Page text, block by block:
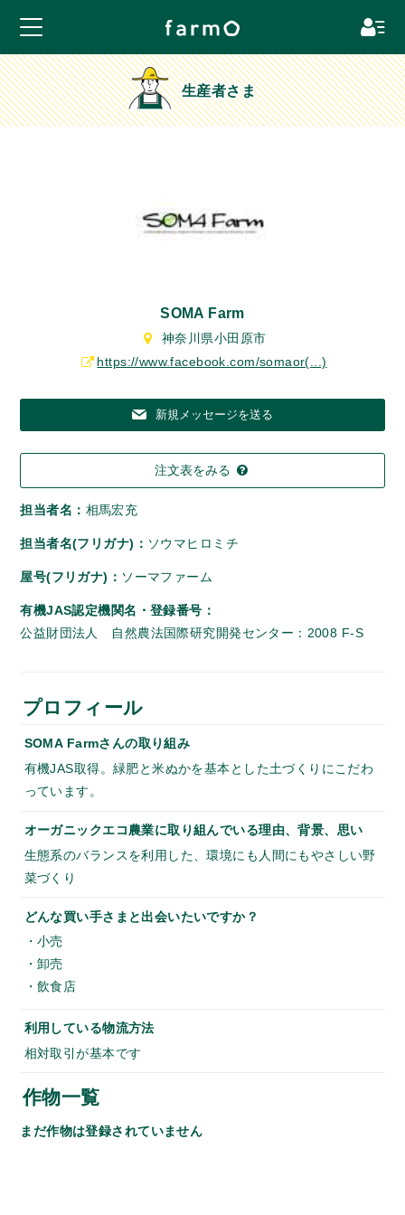
生産者さま
SOMA Farm
神奈川県小田原市
https://www.facebook.com/somaor(...)
新規メッセージを送る
注文表をみる
担当者名： 相馬宏充
担当者名(フリガナ)： ソウマヒロミチ
屋号(フリガナ)： ソーマファーム
有機JAS認定機関名・登録番号：
公益財団法人 自然農法国際研究開発センター：2008 F-S
プロフィール
SOMA Farmさんの取り組み
有機JAS取得。緑肥と米ぬかを基本とした土づくりにこだわ
っています。
オーガニックエコ農業に取り組んでいる理由、背景、思い
生態系のバランスを利用した、環境にも人間にもやさしい野
菜づくり
どんな買い手さまと出会いたいですか？
・小売
・卸売
・飲食店
利用している物流方法
相対取引が基本です
作物一覧
まだ作物は登録されていません